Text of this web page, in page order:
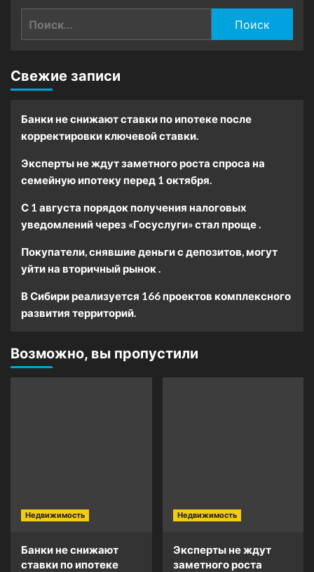
Свежие записи
Банки не снижают ставки по ипотеке после
корректировки ключевой ставки.
Эксперты не ждут заметного роста спроса на
семейную ипотеку перед 1 октября.
С 1 августа порядок получения налоговых
уведомлений через «Госуслуги» стал проще .
Покупатели, снявшие деньги с депозитов, могут
уйти на вторичный рынок .
В Сибири реализуется 166 проектов комплексного
развития территорий.
Возможно, вы пропустили
Недвижимость
Банки не снижают
ставки по ипотеке
Недвижимость
Эксперты не ждут
заметного роста